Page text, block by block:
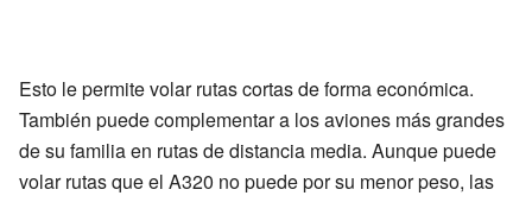
Esto le permite volar rutas cortas de forma económica.
También puede complementar a los aviones más grandes
de su familia en rutas de distancia media. Aunque puede
volar rutas que el A320 no puede por su menor peso, las